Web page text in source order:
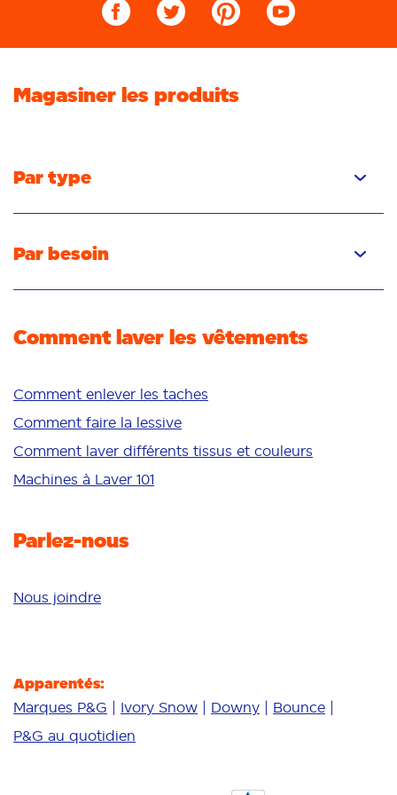
Magasiner les produits
Par type
Poudre
Détachant
Par besoin
Fraîcheur/parfum
Couleurs vives
Peau sensible
Additifs
Nettoyage en profondeur
Comment laver les vêtements
Comment enlever les taches
Comment faire la lessive
Comment laver différents tissus et couleurs
Machines à Laver 101
Parlez-nous
Nous joindre
Apparentés:
Marques P&G Ivory Snow Downy
Bounce
P&G au quotidien